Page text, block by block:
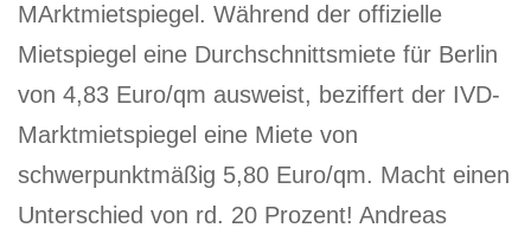
MArktmietspiegel. Während der offizielle
Mietspiegel eine Durchschnittsmiete für Berlin
von 4,83 Euro/qm ausweist, beziffert der IVD-
Marktmietspiegel eine Miete von
schwerpunktmäßig 5,80 Euro/qm. Macht einen
Unterschied von rd. 20 Prozent! Andreas